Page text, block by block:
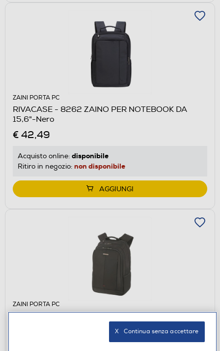
ZAINI PORTA PC
RIVACASE - 8262 ZAINO PER NOTEBOOK DA
15,6"-Nero
€ 42,49
Acquisto online: disponibile
Ritiro in negozio: non disponibile
AGGIUNGI
ZAINI PORTA PC
SAMSONITE - GUARD IT 2.0-NERO
DISPONIBILE SOLO IN NEGOZIOX   Continua senza accettare